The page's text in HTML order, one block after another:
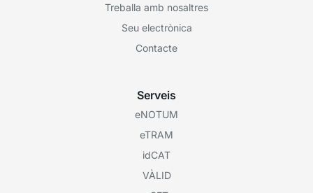
Treballa amb nosaltres
Seu electrònica
Contacte
Serveis
eNOTUM
eTRAM
idCAT
VÀLID